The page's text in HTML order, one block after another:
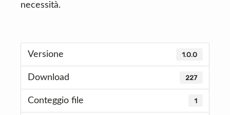
necessità.
Versione 1.0.0
Download 227
Conteggio file 1